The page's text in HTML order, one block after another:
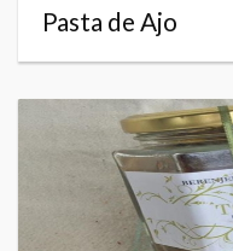
Pasta de Ajo